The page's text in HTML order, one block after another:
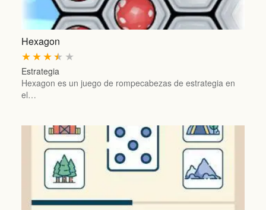
Hexagon
★
★
★
★
★
Estrategia
Hexagon es un juego de rompecabezas de estrategia en
el…